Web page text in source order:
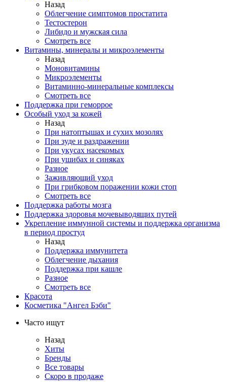
Назад
Облегчение симптомов простатита
Тестостерон
Либидо и мужская сила
Смотреть все
Витамины, минералы и микроэлементы
Назад
Моновитамины
Микроэлементы
Витаминно-минеральные комплексы
Смотреть все
Поддержка при геморрое
Особый уход за кожей
Назад
При натоптышах и сухих мозолях
При зуде и раздражении
При укусах насекомых
При ушибах и синяках
Разное
Заживляющий уход
При грибковом поражении кожи стоп
Смотреть все
Поддержка работы мозга
Поддержка здоровья мочевыводящих путей
Укрепление иммунной системы и поддержка организма
в период простуд
Назад
Поддержка иммунитета
Облегчение дыхания
Поддержка при кашле
Разное
Смотреть все
Красота
Косметика "Ангел Бэби"
Часто ищут
Назад
Хиты
Бренды
Все товары
Скоро в продаже